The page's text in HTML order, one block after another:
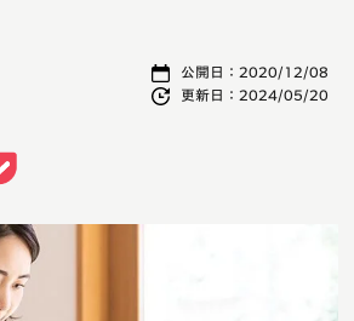
公開日： 2020/12/08
更新日： 2024/05/20